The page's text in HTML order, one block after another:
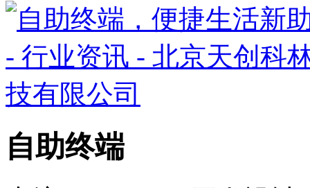
自助终端